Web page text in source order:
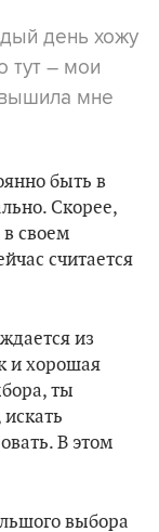
день хожу
тут – мои
мне
быть в
Скорее,
своем
считается
из
и хорошая
ты
В этом
выбора